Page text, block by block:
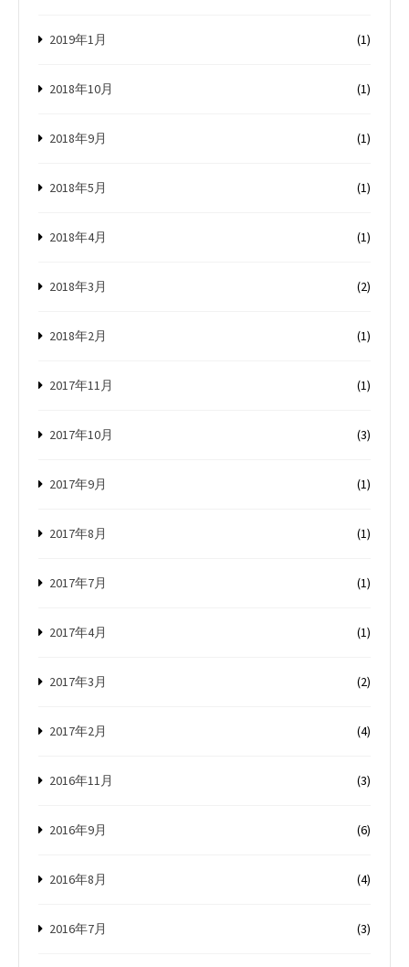
2019年1月 (1)
2018年10月 (1)
2018年9月 (1)
2018年5月 (1)
2018年4月 (1)
2018年3月 (2)
2018年2月 (1)
2017年11月 (1)
2017年10月 (3)
2017年9月 (1)
2017年8月 (1)
2017年7月 (1)
2017年4月 (1)
2017年3月 (2)
2017年2月 (4)
2016年11月 (3)
2016年9月 (6)
2016年8月 (4)
2016年7月 (3)